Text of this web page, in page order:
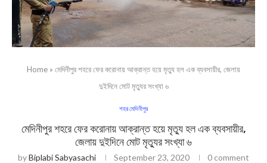
Home » মেদিনীপুর শহরে ফের করোনায় আক্রান্ত হয়ে মৃত্যু হল এক ব্যবসায়ীর, জেলায়
দুইদিনে মোট মৃত্যুর সংখ্যা ৬
শহর মেদিনীপুর
মেদিনীপুর শহরে ফের করোনায় আক্রান্ত হয়ে মৃত্যু হল এক ব্যবসায়ীর,
জেলায় দুইদিনে মোট মৃত্যুর সংখ্যা ৬
byBiplabi Sabyasachi September 23, 2020 0 comment